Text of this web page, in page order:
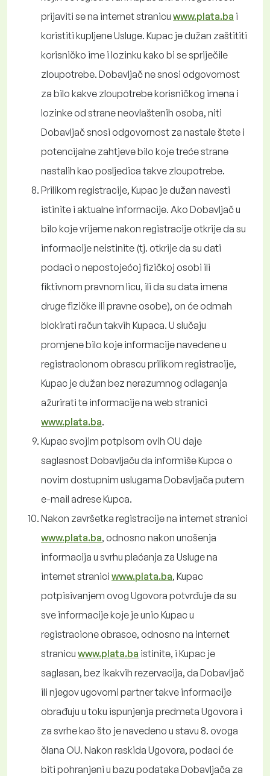
prijaviti se na internet stranicu www.plata.ba i
koristiti kupljene Usluge. Kupac je dužan zaštititi
korisničko ime i lozinku kako bi se spriječile
zloupotrebe. Dobavljač ne snosi odgovornost
za bilo kakve zloupotrebe korisničkog imena i
lozinke od strane neovlaštenih osoba, niti
Dobavljač snosi odgovornost za nastale štete i
potencijalne zahtjeve bilo koje treće strane
nastalih kao posljedica takve zloupotrebe.
Prilikom registracije, Kupac je dužan navesti
istinite i aktualne informacije. Ako Dobavljač u
bilo koje vrijeme nakon registracije otkrije da su
informacije neistinite (tj. otkrije da su dati
podaci o nepostojećoj fizičkoj osobi ili
fiktivnom pravnom licu, ili da su data imena
druge fizičke ili pravne osobe), on će odmah
blokirati račun takvih Kupaca. U slučaju
promjene bilo koje informacije navedene u
registracionom obrascu prilikom registracije,
Kupac je dužan bez nerazumnog odlaganja
ažurirati te informacije na web stranici
www.plata.ba.
Kupac svojim potpisom ovih OU daje
saglasnost Dobavljaču da informiše Kupca o
novim dostupnim uslugama Dobavljača putem
e-mail adrese Kupca.
Nakon završetka registracije na internet stranici
www.plata.ba, odnosno nakon unošenja
informacija u svrhu plaćanja za Usluge na
internet stranici www.plata.ba, Kupac
potpisivanjem ovog Ugovora potvrđuje da su
sve informacije koje je unio Kupac u
registracione obrasce, odnosno na internet
stranicu www.plata.ba istinite, i Kupac je
saglasan, bez ikakvih rezervacija, da Dobavljač
ili njegov ugovorni partner takve informacije
obrađuju u toku ispunjenja predmeta Ugovora i
za svrhe kao što je navedeno u stavu 8. ovoga
člana OU. Nakon raskida Ugovora, podaci će
biti pohranjeni u bazu podataka Dobavljača za